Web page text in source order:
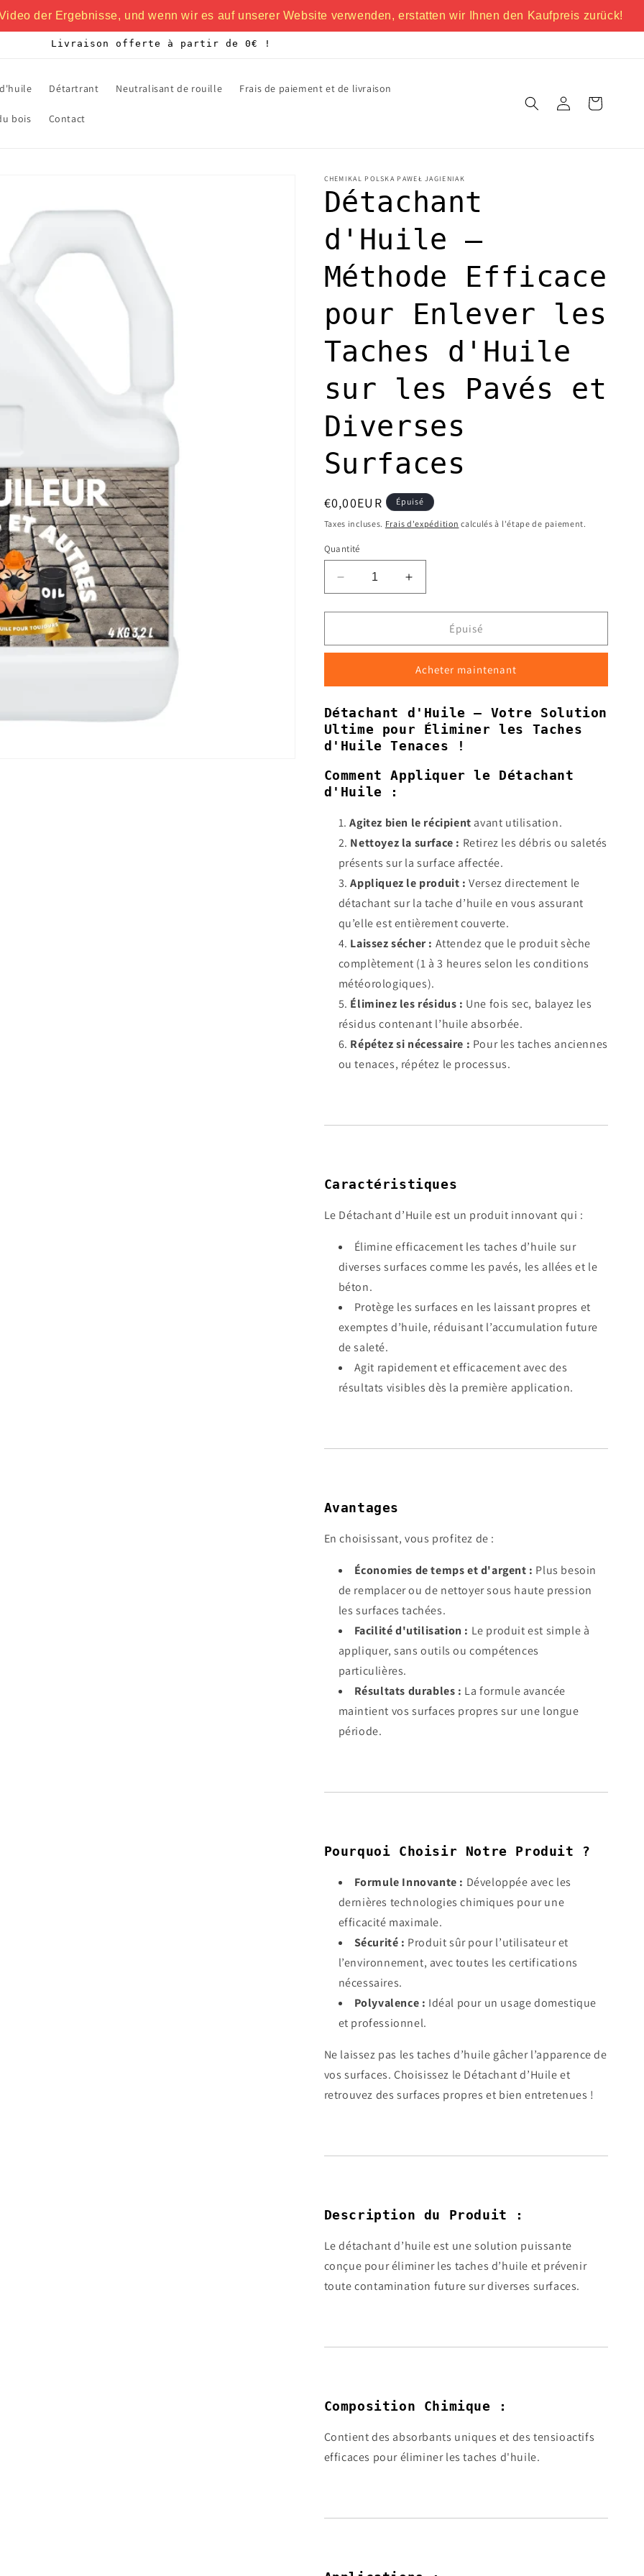
der Ergebnisse, und wenn wir es auf unserer Website verwenden, erstatten wir Ihnen den Kaufpreis zurück!
Livraison offerte à partir de 0€ !
Détartrant Neutralisant de rouille Frais de paiement et de livraison
bois Contact
Connexion Panier
CHEMIKAL POLSKA PAWEŁ JAGIENIAK
Détachant
d'Huile –
Méthode Efficace
pour Enlever les
Taches d'Huile
sur les Pavés et
Diverses
Surfaces
Prix
habituel
€0,00EUR Épuisé
Taxes incluses. Frais d'expédition calculés à l'étape de paiement.
Quantité
Réduire
la
quantité
Détachant
Méthode
Efficace
pour
Enlever
les
d&#39;Huile
sur
Pavés
et
Diverses
Surfaces
Augmenter
la
quantité
Détachant
Méthode
Efficace
pour
Enlever
les
d&#39;Huile
Pavés
et
Diverses
Surfaces
Épuisé
Acheter maintenant
Détachant d'Huile – Votre Solution
Ultime pour Éliminer les Taches
d'Huile Tenaces !
Comment Appliquer le Détachant
d'Huile :
Agitez bien le récipient avant utilisation.
Nettoyez la surface : Retirez les débris ou saletés
présents sur la surface affectée.
Appliquez le produit : Versez directement le
détachant sur la tache d’huile en vous assurant
qu’elle est entièrement couverte.
Laissez sécher : Attendez que le produit sèche
complètement (1 à 3 heures selon les conditions
météorologiques).
Éliminez les résidus : Une fois sec, balayez les
résidus contenant l’huile absorbée.
Répétez si nécessaire : Pour les taches anciennes
ou tenaces, répétez le processus.
Caractéristiques
Le Détachant d’Huile est un produit innovant qui :
Élimine efficacement les taches d’huile sur
diverses surfaces comme les pavés, les allées et le
béton.
Protège les surfaces en les laissant propres et
exemptes d’huile, réduisant l’accumulation future
de saleté.
Agit rapidement et efficacement avec des
résultats visibles dès la première application.
Avantages
En choisissant, vous profitez de :
Économies de temps et d'argent : Plus besoin
de remplacer ou de nettoyer sous haute pression
les surfaces tachées.
Facilité d'utilisation : Le produit est simple à
appliquer, sans outils ou compétences
particulières.
Résultats durables : La formule avancée
maintient vos surfaces propres sur une longue
période.
Pourquoi Choisir Notre Produit ?
Formule Innovante : Développée avec les
dernières technologies chimiques pour une
efficacité maximale.
Sécurité : Produit sûr pour l’utilisateur et
l’environnement, avec toutes les certifications
nécessaires.
Polyvalence : Idéal pour un usage domestique
et professionnel.
Ne laissez pas les taches d’huile gâcher l’apparence de
vos surfaces. Choisissez le Détachant d’Huile et
retrouvez des surfaces propres et bien entretenues !
Description du Produit :
Le détachant d’huile est une solution puissante
conçue pour éliminer les taches d’huile et prévenir
toute contamination future sur diverses surfaces.
Composition Chimique :
Contient des absorbants uniques et des tensioactifs
efficaces pour éliminer les taches d'huile.